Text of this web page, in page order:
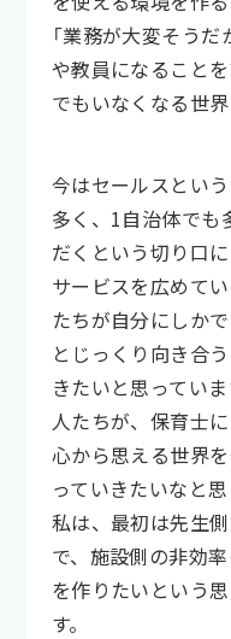
「業務が大変そう
や教員になること
でもいなくなる世
今はセールスとい
多く、1自治体でも
だくという切り口
サービスを広めて
たちが自分にしか
とじっくり向き合
きたいと思ってい
人たちが、保育士
心から思える世界
っていきたいなと思
私は、最初は先生
で、施設側の非効
を作りたいという
す。